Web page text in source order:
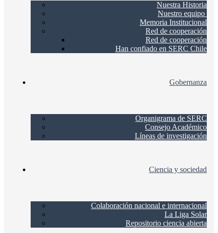
Nuestra Historia
Nuestro equipo
Memoria Institucional
Red de cooperación
Red de cooperación
Han confiado en SERC Chile
Gobernanza
Organigrama de SERC
Consejo Académico
Líneas de investigación
Ciencia y sociedad
Colaboración nacional e internacional
La Liga Solar
Repositorio ciencia abierta